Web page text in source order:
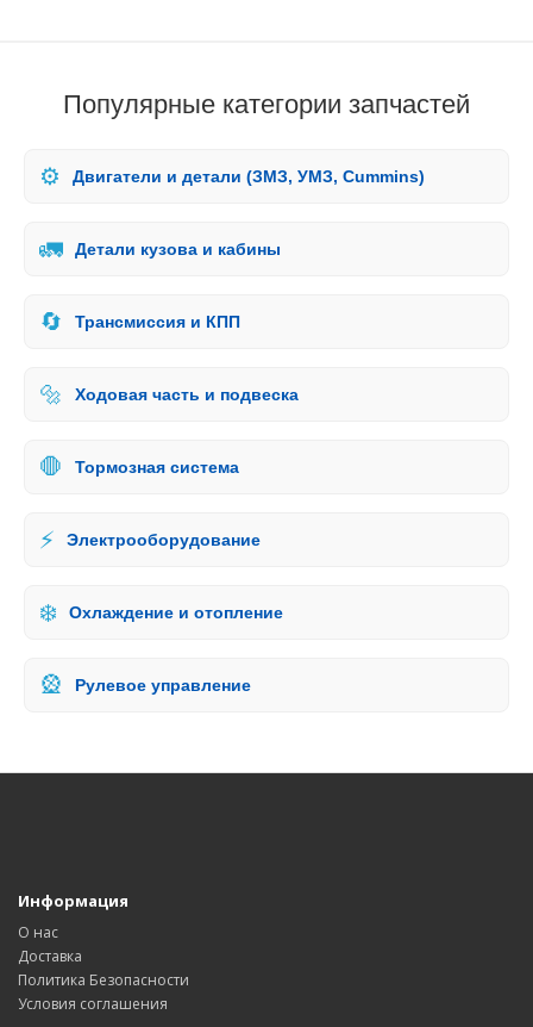
Популярные категории запчастей
⚙️ Двигатели и детали (ЗМЗ, УМЗ, Cummins)
🚛 Детали кузова и кабины
🔄 Трансмиссия и КПП
🔩 Ходовая часть и подвеска
🛑 Тормозная система
⚡ Электрооборудование
❄️ Охлаждение и отопление
🎡 Рулевое управление
Информация
О нас
Доставка
Политика Безопасности
Условия соглашения